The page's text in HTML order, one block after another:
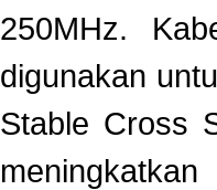
250MHz.
digunakan
Stable Cross